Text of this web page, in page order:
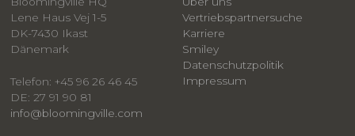
Lene Haus Vej 1-5
DK-7430 Ikast
Dänemark
Telefon: +45 96 26 46 45
DE: 27 91 90 81
info@bloomingville.com
Vertriebspartnersuche
Karriere
Smiley
​Datenschutzpolitik
Impressum